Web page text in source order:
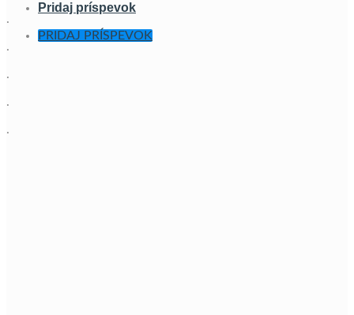
Pridaj príspevok
PRIDAJ PRÍSPEVOK
.
.
.
.
.